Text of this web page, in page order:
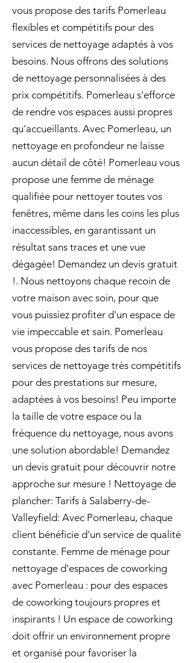
vous propose des tarifs Pomerleau
flexibles et compétitifs pour des
services de nettoyage adaptés à vos
besoins. Nous offrons des solutions
de nettoyage personnalisées à des
prix compétitifs. Pomerleau s'efforce
de rendre vos espaces aussi propres
qu'accueillants. Avec Pomerleau, un
nettoyage en profondeur ne laisse
aucun détail de côté! Pomerleau vous
propose une femme de ménage
qualifiée pour nettoyer toutes vos
fenêtres, même dans les coins les plus
inaccessibles, en garantissant un
résultat sans traces et une vue
dégagée! Demandez un devis gratuit
!. Nous nettoyons chaque recoin de
votre maison avec soin, pour que
vous puissiez profiter d'un espace de
vie impeccable et sain. Pomerleau
vous propose des tarifs de nos
services de nettoyage très compétitifs
pour des prestations sur mesure,
adaptées à vos besoins! Peu importe
la taille de votre espace ou la
fréquence du nettoyage, nous avons
une solution abordable! Demandez
un devis gratuit pour découvrir notre
approche sur mesure ! Nettoyage de
plancher: Tarifs à Salaberry-de-
Valleyfield: Avec Pomerleau, chaque
client bénéficie d'un service de qualité
constante. Femme de ménage pour
nettoyage d'espaces de coworking
avec Pomerleau : pour des espaces
de coworking toujours propres et
inspirants ! Un espace de coworking
doit offrir un environnement propre
et organisé pour favoriser la